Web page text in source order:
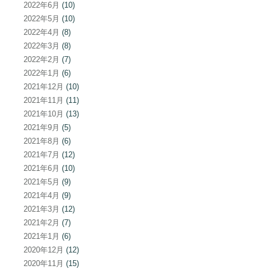
2022年6月 (10)
2022年5月 (10)
2022年4月 (8)
2022年3月 (8)
2022年2月 (7)
2022年1月 (6)
2021年12月 (10)
2021年11月 (11)
2021年10月 (13)
2021年9月 (5)
2021年8月 (6)
2021年7月 (12)
2021年6月 (10)
2021年5月 (9)
2021年4月 (9)
2021年3月 (12)
2021年2月 (7)
2021年1月 (6)
2020年12月 (12)
2020年11月 (15)